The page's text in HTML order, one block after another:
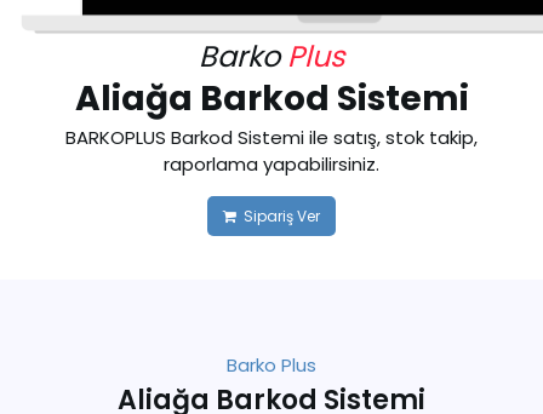
BarkoPlus
Aliağa Barkod Sistemi
BARKOPLUS Barkod Sistemi ile satış, stok takip,
raporlama yapabilirsiniz.
Sipariş Ver
Barko Plus
Aliağa Barkod Sistemi